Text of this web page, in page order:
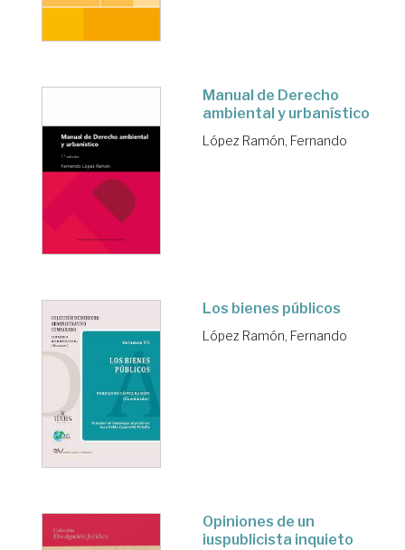
Manual de Derecho
ambiental y urbanístico
López Ramón, Fernando
Los bienes públicos
López Ramón, Fernando
Opiniones de un
iuspublicista inquieto